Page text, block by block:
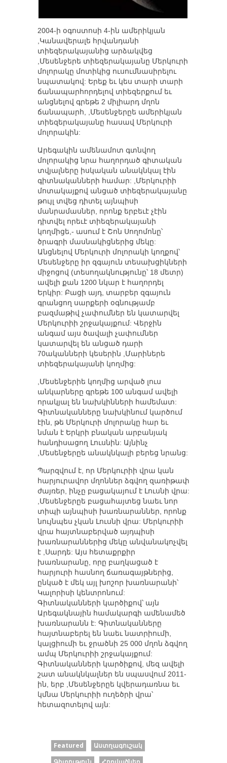
2004-ի օգոստոսի 4-ին ամերիկյան
,Կանավերալե հրվանդանի
տիեզերակայանից արձակվեց
,Մեսենջերե տիեզերակայանը Մերկուրի
մոլորակը մոտիկից ուսումնասիրելու
նպատակով: Երեք եւ կես տարի տարի
ճանապարհորդելով տիեզերքում եւ
անցնելով գրեթե 2 միլիարդ մղոն
ճանապարհ, ,Մեսենջերըե ամերիկյան
տիեզերակայանը հասավ Մերկուրի
մոլորակին:
Արեգակին ամենամոտ գտնվող
մոլորակից նրա հաղորդած գիտական
տվյալները իսկական անակնկալ էին
գիտնականների համար: ,Մերկուրիի
մոտակայքով անցած տիեզերակայանը
թույլ տվեց դիտել այնպիսի
մանրամասներ, որոնք երբեւէ չէին
դիտվել որեւէ տիեզերակայանի
կողմիցե,- ասում է Շոն Սողոմոնը՝
ծրագրի մասնակիցներից մեկը:
Անցնելով Մերկուրի մոլորակի կողքով՝
Մեսենջերը իր զգայուն տեսախցիկների
միջոցով (տեսողակնությունը՝ 18 մետր)
ավելի քան 1200 նկար է հաղորդել
Երկիր: Բացի այդ, տարբեր զգայուն
գրանցող սարքերի օգնությամբ
բազմաթիվ չափումներ են կատարվել
Մերկուրիի շրջակայքում: Վերջին
անգամ այս ծավալի չափումներ
կատարվել են անցած դարի
70ականների կեսերին ,Մարիներե
տիեզերակայանի կողմից:
,Մեսենջերիե կողմից արված լուս
անկարները գրեթե 100 անգամ ավելի
որակյալ են նախկինների համեմատ:
Գիտնականները նախկինում կարծում
էին, թե Մերկուրի մոլորակը հար եւ
նման է Երկրի բնական արբանյակ
հանդիսացող Լուսնին: Այնինչ
,Մեսենջերըե անակնկալի բերեց նրանց:
Պարզվում է, որ Մերկուրիի վրա կան
հարյուրավոր մղոններ ձգվող զառիթափ
ժայռեր, ինչը բացակայում է Լուսնի վրա:
,Մեսենջերըե բացահայտեց նաեւ նոր
տիպի այնպիսի խառնարաններ, որոնք
նույնպես չկան Լուսնի վրա: Մերկուրիի
վրա հայտնաբերված այդպիսի
խառնարաններից մեկը անվանակոչվել
է ,Սարդե: Այս հետաքրքիր
խառնարանը, որը բաղկացած է
հարյուրի հասնող ճառագայթներից,
ընկած է մեկ այլ խոշոր խառնարանի՝
Կալորիսի կենտրոնում:
Գիտնականների կարծիքով՝ այն
Արեգակնային համակարգի ամենամեծ
խառնարանն է: Գիտնականները
հայտնաբերել են նաեւ նատրիումի,
կալցիումի եւ ջրածնի 25 000 մղոն ձգվող
ամպ Մերկուրիի շրջակայքում:
Գիտնականների կարծիքով, մեզ ավելի
շատ անակնկալներ են սպասվում 2011-
ին, երբ ,Մեսենջերըե կվերադառնա եւ
կմնա Մերկուրիի ուղեծրի վրա՝
հետազոտելով այն:
Featured
Աստղագուշակ